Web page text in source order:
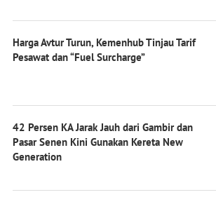
Harga Avtur Turun, Kemenhub Tinjau Tarif
Pesawat dan “Fuel Surcharge”
42 Persen KA Jarak Jauh dari Gambir dan
Pasar Senen Kini Gunakan Kereta New
Generation